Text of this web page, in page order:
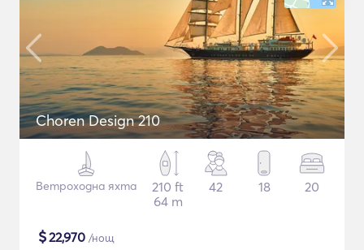
Choren Design 210
Ветроходна яхта
210 ft
64 m
42 18 20
$22,970 /нощ